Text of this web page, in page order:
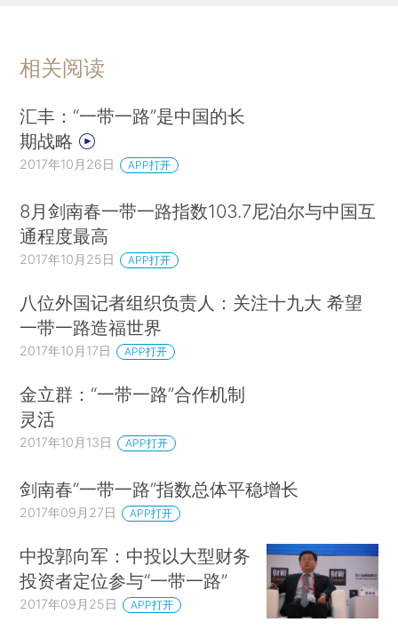
相关阅读
汇丰：“一带一路”是中国的长
期战略
2017年10月26日 APP打开
8月剑南春一带一路指数103.7尼泊尔与中国互
通程度最高
2017年10月25日 APP打开
八位外国记者组织负责人：关注十九大 希望
一带一路造福世界
2017年10月17日 APP打开
金立群：“一带一路”合作机制
灵活
2017年10月13日 APP打开
剑南春“一带一路”指数总体平稳增长
2017年09月27日 APP打开
中投郭向军：中投以大型财务
投资者定位参与“一带一路”
2017年09月25日 APP打开